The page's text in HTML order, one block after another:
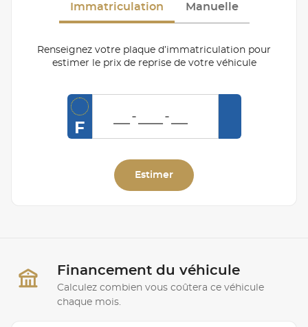
Immatriculation Manuelle
Renseignez votre plaque d’immatriculation pour
estimer le prix de reprise de votre véhicule
F
Estimer
Financement du véhicule
Calculez combien vous coûtera ce véhicule
chaque mois.